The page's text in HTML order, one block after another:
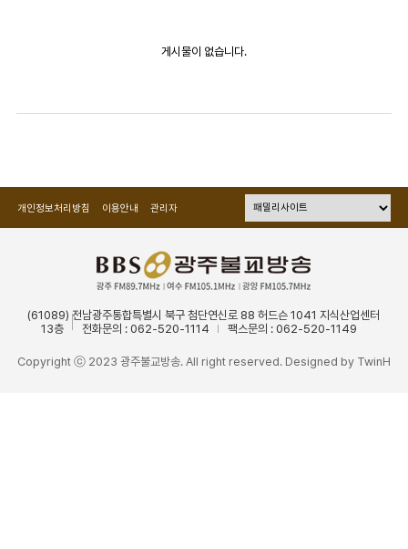
게시물이 없습니다.
개인정보처리방침 이용안내 관리자
(61089) 전남광주통합특별시 북구 첨단연신로 88 허드슨 1041 지식산업센터
13층
전화문의 : 062-520-1114 팩스문의 : 062-520-1149
Copyright ⓒ 2023 광주불교방송. All right reserved. Designed by TwinH